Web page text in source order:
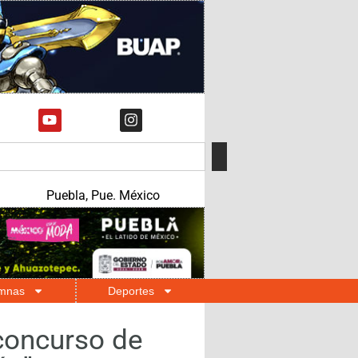
Puebla, Pue. México
Deportes
de